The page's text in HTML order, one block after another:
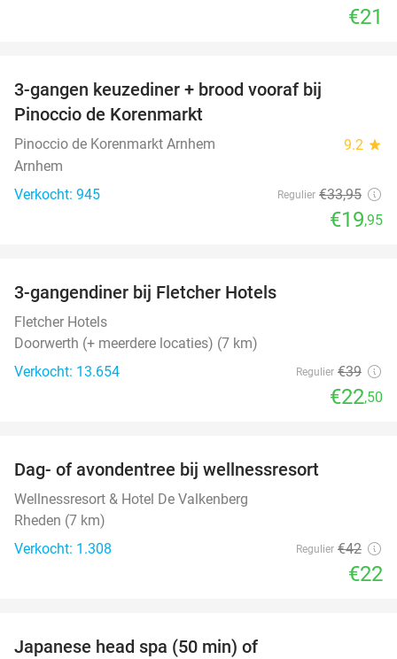
€21
3-gangen keuzediner + brood vooraf bij
Pinoccio de Korenmarkt
Pinoccio de Korenmarkt Arnhem 9.2 star
Arnhem
Verkocht: 945
Regulier €33,95
€19,95
3-gangendiner bij Fletcher Hotels
Fletcher Hotels
Doorwerth (+ meerdere locaties) (7 km)
Verkocht: 13.654
Regulier €39
€22,50
Dag- of avondentree bij wellnessresort
Wellnessresort & Hotel De Valkenberg
Rheden (7 km)
Verkocht: 1.308
Regulier €42
€22
Japanese head spa (50 min) of